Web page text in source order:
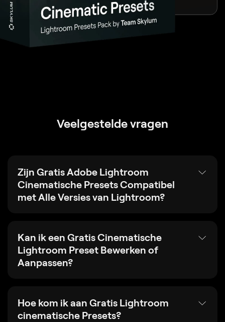
Veelgestelde vragen
Zijn Gratis Adobe Lightroom
Cinematische Presets Compatibel
met Alle Versies van Lightroom?
Kan ik een Gratis Cinematische
Lightroom Preset Bewerken of
Aanpassen?
Hoe kom ik aan Gratis Lightroom
cinematische Presets?